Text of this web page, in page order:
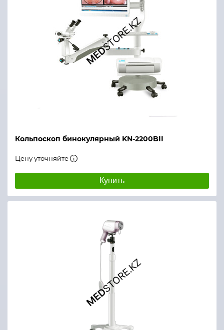
Кольпоскоп бинокулярный KN-2200BII
Цену уточняйте
Купить